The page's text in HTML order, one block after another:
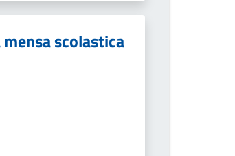
scolastica